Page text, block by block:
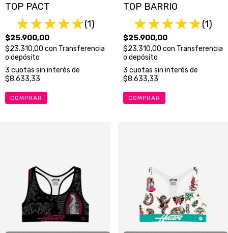
TOP PACT
(1)
$25.900,00
$23.310,00 con Transferencia
o depósito
3 cuotas sin interés de
$8.633,33
COMPRAR
TOP BARRIO
(1)
$25.900,00
$23.310,00 con Transferencia
o depósito
3 cuotas sin interés de
$8.633,33
COMPRAR